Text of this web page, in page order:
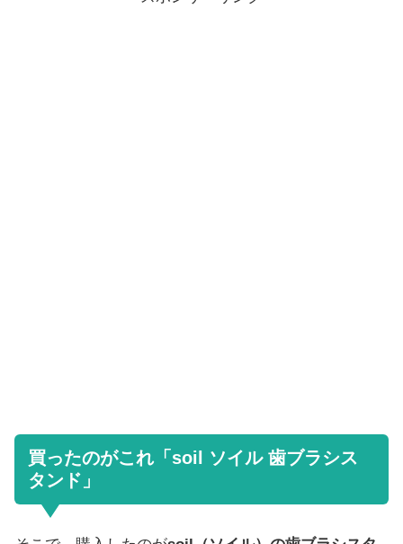
買ったのがこれ「soil ソイル 歯ブラシス
タンド」